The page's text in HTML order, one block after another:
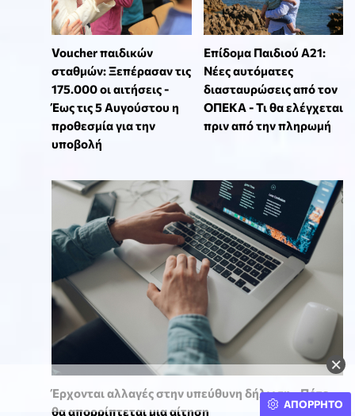
×
Voucher παιδικών
σταθμών: Ξεπέρασαν τις
175.000 οι αιτήσεις -
Έως τις 5 Αυγούστου η
προθεσμία για την
υποβολή
Επίδομα Παιδιού Α21:
Νέες αυτόματες
διασταυρώσεις από τον
ΟΠΕΚΑ - Τι θα ελέγχεται
πριν από την πληρωμή
Έρχονται αλλαγές στην υπεύθυνη δήλωση - Πότε
θα απορρίπτεται μια αίτηση
ΑΠΟΡΡΗΤΟ